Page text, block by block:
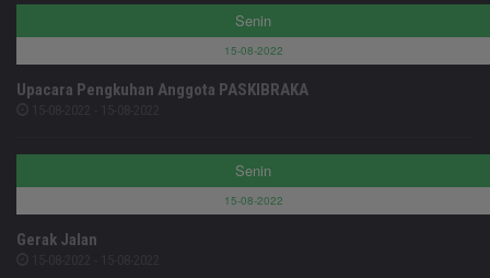
Senin
15-08-2022
Upacara Pengkuhan Anggota PASKIBRAKA
Senin
15-08-2022
Gerak Jalan